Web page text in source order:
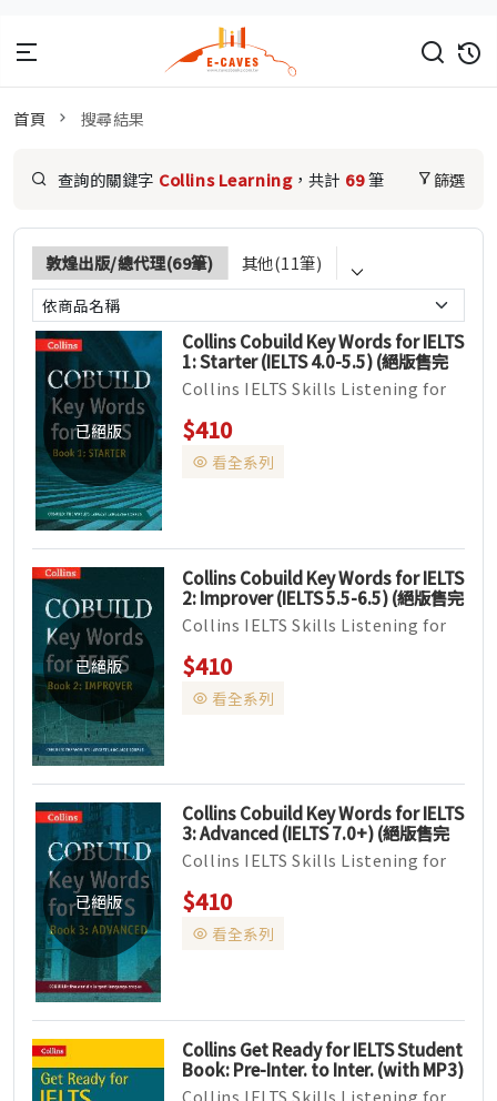
首頁 搜尋結果
查詢的關鍵字 Collins Learning，共計 69筆 篩選
敦煌出版/總代理(69筆) 其他(11筆) ⌵
已絕版
Collins Cobuild Key Words for IELTS
1: Starter (IELTS 4.0-5.5) (絕版售完
為止)
Collins IELTS Skills Listening for
IELTS Speaking...
$410
看全系列
已絕版
Collins Cobuild Key Words for IELTS
2: Improver (IELTS 5.5-6.5) (絕版售完
為止)
Collins IELTS Skills Listening for
IELTS Speaking...
$410
看全系列
已絕版
Collins Cobuild Key Words for IELTS
3: Advanced (IELTS 7.0+) (絕版售完
為止)
Collins IELTS Skills Listening for
IELTS Speaking...
$410
看全系列
Collins Get Ready for IELTS Student
Book: Pre-Inter. to Inter. (with MP3)
(IELTS 3.5-4.5) (絕版售完為止)
Collins IELTS Skills Listening for